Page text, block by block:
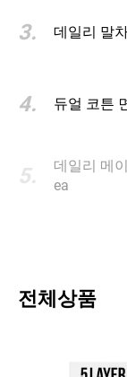
3. 데일리 말
4. 듀얼 코튼
5.
데일리 메
ea
전체상품